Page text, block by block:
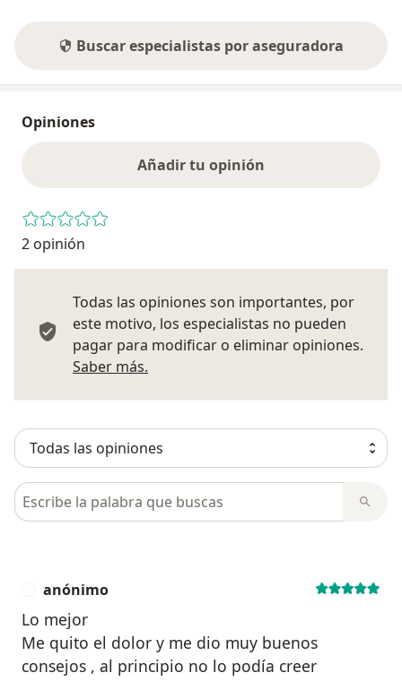
Buscar especialistas por aseguradora
Opiniones
Añadir tu opinión
2 opinión
Todas las opiniones son importantes, por
este motivo, los especialistas no pueden
pagar para modificar o eliminar opiniones.
Saber más.
Busca en opiniones
anónimo
Lo mejor
Me quito el dolor y me dio muy buenos
consejos , al principio no lo podía creer